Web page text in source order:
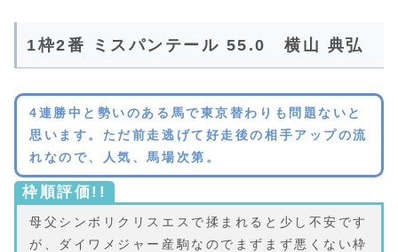
1枠2番 ミスパンテール 55.0 横山 典弘
4連勝中と勢いのある馬で東京替わりも問題ないと
思います。ただ前走逃げて好走後の相手アップの流
れなので、人気、馬場次第。
枠順評価!!
母父シンボリクリスエスで揉まれると少し不安です
が、ダイワメジャー産駒なのでまずまず悪くない枠